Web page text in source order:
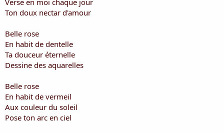
i
u
s
s
i
n
Verse en moi chaque jour
Ton doux nectar d'amour
Belle rose
En habit de dentelle
Ta douceur éternelle
Dessine des aquarelles
Belle rose
En habit de vermeil
Aux couleur du soleil
Pose ton arc en ciel